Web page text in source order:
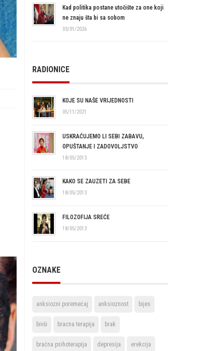
Kad politika postane utočište za one koji
ne znaju šta bi sa sobom
03/01/2026
RADIONICE
KOJE SU NAŠE VRIJEDNOSTI
05/11/2021
USKRAĆUJEMO LI SEBI ZABAVU,
OPUŠTANJE I ZADOVOLJSTVO
18/05/2013
KAKO SE ZAUZETI ZA SEBE
18/05/2013
FILOZOFIJA SREĆE
18/05/2013
OZNAKE
anksiozni poremećaj anksioznost bijes
bivši bracna terapija brak
bračna psihoterapija depresija erekcija